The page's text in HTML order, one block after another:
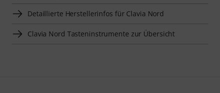
Detaillierte Herstellerinfos für Clavia Nord
Clavia Nord Tasteninstrumente zur Übersicht